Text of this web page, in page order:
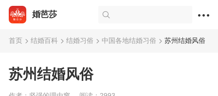
婚芭莎
首页 结婚百科 结婚习俗 中国各地结婚习俗 苏州结婚风俗
苏州结婚风俗